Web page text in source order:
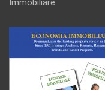
Immobiliare